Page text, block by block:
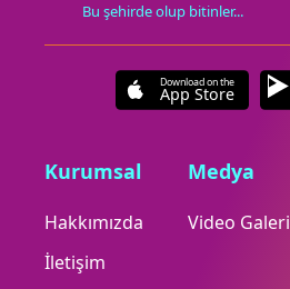
Bu şehirde olup bitinler...
Download on the
App Store
Kurumsal
Hakkımızda
İletişim
Medya
Video Galeri